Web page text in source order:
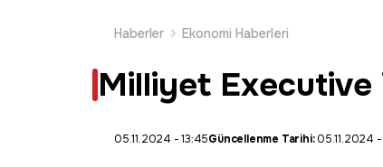
Haberler
Ekonomi Haberleri
Milliyet Executive
05.11.2024 - 13:45Güncellenme Tarihi:05.11.2024 -